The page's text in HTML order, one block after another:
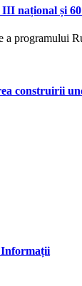
național și
a programului
construirii
Informații